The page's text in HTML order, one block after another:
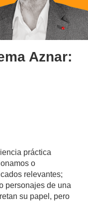
Aznar:
práctica
o
relevantes;
personajes de una
su papel, pero